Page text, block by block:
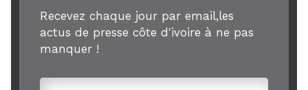
Recevez chaque jour par email,les
actus de presse côte d'ivoire à ne pas
manquer !